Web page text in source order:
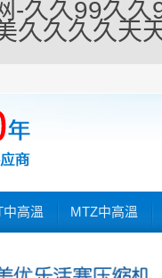
-久久99久
久久久久天
中高溫 MTZ中高溫